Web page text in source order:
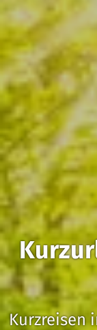
Kurzreisen